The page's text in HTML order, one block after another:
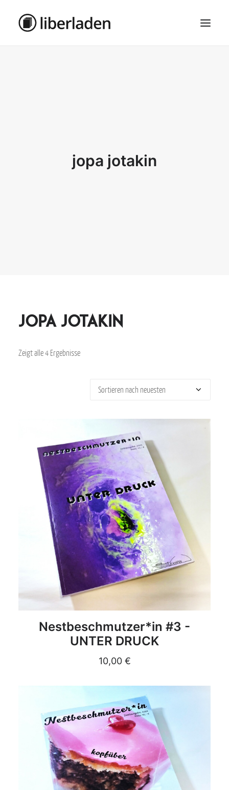
jopa jotakin
jopa jotakin
Zeigt alle 4 Ergebnisse
DETAILS
Nestbeschmutzer*in #3 -
UNTER DRUCK
10,00 €